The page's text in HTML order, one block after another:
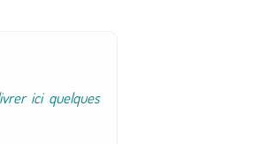
ici quelques